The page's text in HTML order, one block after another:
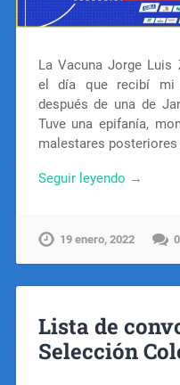
La Vacuna Jorge Luis
el día que recibí mi
después de una de
Tuve una epifanía,
malestares
Seguir leyendo →
19 enero, 2022 0
Lista de
Selección